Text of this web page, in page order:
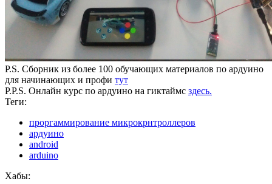
P.S. Сборник из более 100 обучающих материалов по ардуино
для начинающих и профи тут
P.P.S. Онлайн курс по ардуино на гиктаймс здесь.
Теги:
проргаммирование микрокрнтроллеров
ардуино
android
arduino
Хабы: